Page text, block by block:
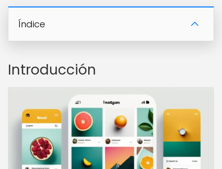
Índice
Introducción